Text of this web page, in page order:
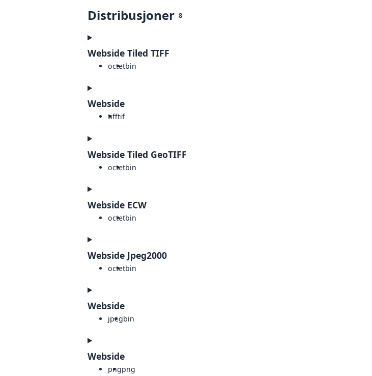
Distribusjoner 8
Webside Tiled TIFF
octetbin
Webside
tifftif
Webside Tiled GeoTIFF
octetbin
Webside ECW
octetbin
Webside Jpeg2000
octetbin
Webside
jpegbin
Webside
pngpng